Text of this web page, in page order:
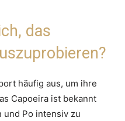
das
häufig aus, um ihre
Capoeira ist bekannt
und Po intensiv zu